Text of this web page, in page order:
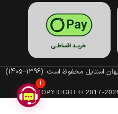
جهان استایل محفوظ است. (1396–1405)
COPYRIGHT © 2017-
1